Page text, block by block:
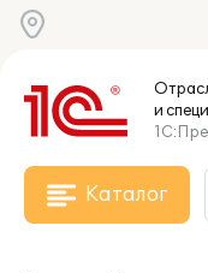
и
Каталог